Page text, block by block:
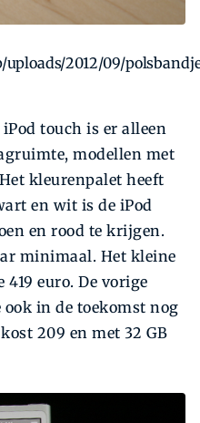
2012/09/
touch is er alleen
modellen met
kleurenpalet heeft
en wit is de iPod
en rood te krijgen.
minimaal. Het kleine
419 euro. De vorige
in de toekomst nog
209 en met 32 GB